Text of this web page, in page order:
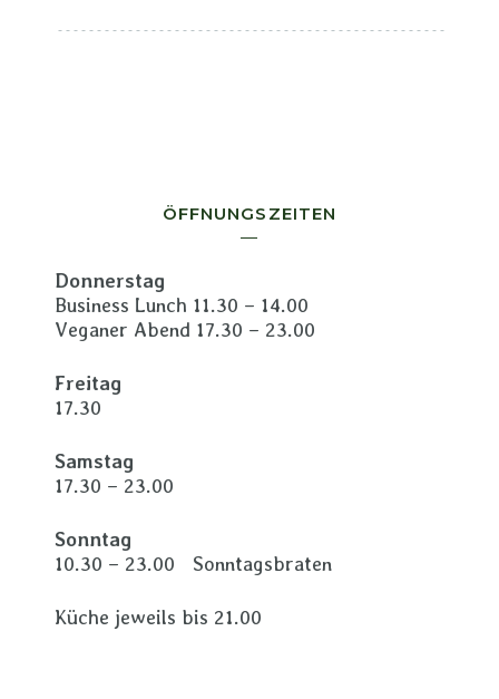
ÖFFNUNGSZEITEN
Donnerstag
Business Lunch 11.30 – 14.00
Veganer Abend 17.30 – 23.00
Freitag
17.30
Samstag
17.30 – 23.00
Sonntag
10.30 – 23.00 Sonntagsbraten
Küche jeweils bis 21.00